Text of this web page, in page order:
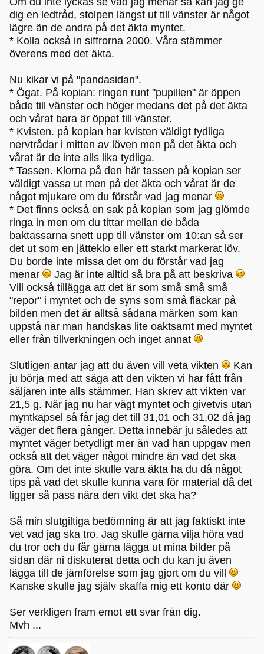
dig en ledtråd, stolpen längst ut till vänster är något
lägre än de andra på det äkta myntet.
* Kolla också in siffrorna 2000. Våra stämmer
överens med det äkta.
Nu kikar vi på "pandasidan".
* Ögat. På kopian: ringen runt "pupillen" är öppen
både till vänster och höger medans det på det äkta
och vårat bara är öppet till vänster.
* Kvisten. på kopian har kvisten väldigt tydliga
nervtrådar i mitten av löven men på det äkta och
vårat är de inte alls lika tydliga.
* Tassen. Klorna på den här tassen på kopian ser
väldigt vassa ut men på det äkta och vårat är de
något mjukare om du förstår vad jag menar
* Det finns också en sak på kopian som jag glömde
ringa in men om du tittar mellan de båda
baktassarna snett upp till vänster om 10:an så ser
det ut som en jätteklo eller ett starkt markerat löv.
Du borde inte missa det om du förstår vad jag
menar
Jag är inte alltid så bra på att beskriva
Vill också tillägga att det är som små små små
"repor" i myntet och de syns som små fläckar på
bilden men det är alltså sådana märken som kan
uppstå när man handskas lite oaktsamt med myntet
eller från tillverkningen och inget annat
Slutligen antar jag att du även vill veta vikten
Kan
ju börja med att säga att den vikten vi har fått från
säljaren inte alls stämmer. Han skrev att vikten var
21,5 g. När jag nu har vägt myntet och givetvis utan
myntkapsel så får jag det till 31,01 och 31,02 då jag
väger det flera gånger. Detta innebär ju således att
myntet väger betydligt mer än vad han uppgav men
också att det väger något mindre än vad det ska
göra. Om det inte skulle vara äkta ha du då något
tips på vad det skulle kunna vara för material då det
ligger så pass nära den vikt det ska ha?
Så min slutgiltiga bedömning är att jag faktiskt inte
vet vad jag ska tro. Jag skulle gärna vilja höra vad
du tror och du får gärna lägga ut mina bilder på
sidan där ni diskuterat detta och du kan ju även
lägga till de jämförelse som jag gjort om du vill
Kanske skulle jag själv skaffa mig ett konto där
Ser verkligen fram emot ett svar från dig.
Mvh ...